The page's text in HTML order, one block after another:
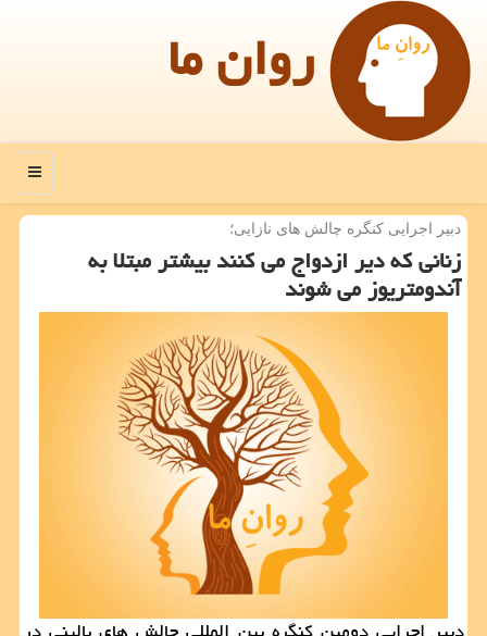
روان ما
منو
دبیر اجرایی كنگره چالش های نازایی؛
زنانی كه دیر ازدواج می كنند بیشتر مبتلا به
آندومتریوز می شوند